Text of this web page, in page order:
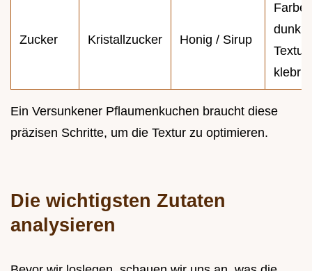
Zucker Kristallzucker Honig / Sirup
Farbe
Textur
Ein Versunkener Pflaumenkuchen braucht diese
präzisen Schritte, um die Textur zu optimieren.
Die wichtigsten Zutaten
analysieren